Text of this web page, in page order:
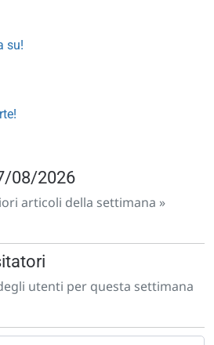
su!
08/2026
articoli della settimana »
utenti per questa settimana